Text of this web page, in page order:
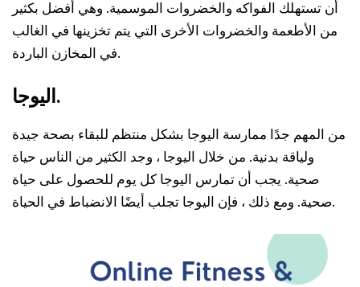
أن تستهلك الفواكه والخضروات الموسمية. وهي أفضل بكثير
من الأطعمة والخضروات الأخرى التي يتم تخزينها في الغالب
في المخازن الباردة.
اليوجا.
من المهم جدًا ممارسة اليوجا بشكل منتظم للبقاء بصحة جيدة
ولياقة بدنية. من خلال اليوجا ، وجد الكثير من الناس حياة
صحية. يجب أن تمارس اليوجا كل يوم للحصول على حياة
صحية. ومع ذلك ، فإن اليوجا تجلب أيضًا الانضباط في الحياة.